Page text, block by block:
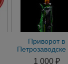
Приворот в
Петрозаводске
Мужчину1 000 ₽